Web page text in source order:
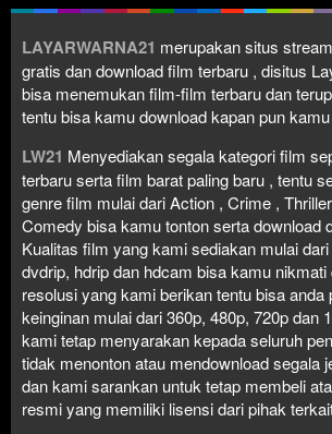
LAYARWARNA21 merupakan situs
gratis dan download film terbaru , disitus
bisa menemukan film-film terbaru dan
tentu bisa kamu download kapan pun
LW21 Menyediakan segala kategori film
terbaru serta film barat paling baru , tentu
genre film mulai dari Action , Crime ,
Comedy bisa kamu tonton serta download
Kualitas film yang kami sediakan mulai
dvdrip, hdrip dan hdcam bisa kamu nikmati
resolusi yang kami berikan tentu bisa anda
keinginan mulai dari 360p, 480p, 720p dan
kami tetap menyarakan kepada seluruh
tidak menonton atau mendownload segala
dan kami sarankan untuk tetap membeli
resmi yang memiliki lisensi dari pihak